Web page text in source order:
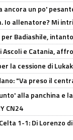
ancora un po'
Io allenatore? Mi
Badiashile,
Ascoli e Catania,
la cessione di
"Va preso il
alla panchina e
CN24
1-1: Di Lorenzo